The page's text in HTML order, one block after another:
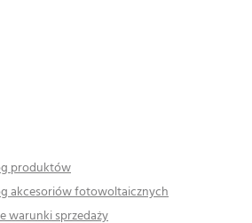
produktów
akcesoriów fotowoltaicznych
warunki sprzedaży